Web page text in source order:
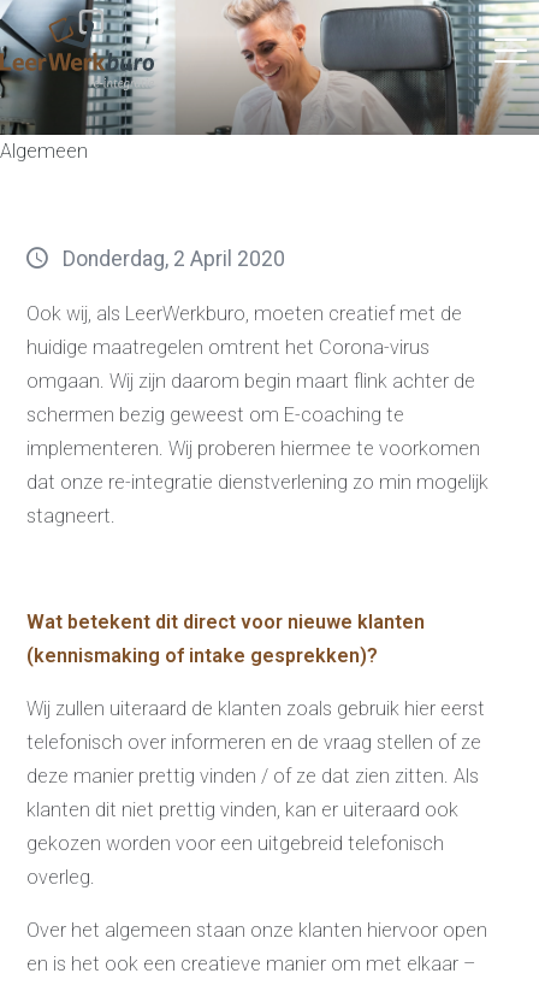
Algemeen
Donderdag, 2 April 2020
Ook wij, als LeerWerkburo, moeten creatief met de
huidige maatregelen omtrent het Corona-virus
omgaan. Wij zijn daarom begin maart flink achter de
schermen bezig geweest om E-coaching te
implementeren. Wij proberen hiermee te voorkomen
dat onze re-integratie dienstverlening zo min mogelijk
stagneert.
Wat betekent dit direct voor nieuwe klanten
(kennismaking of intake gesprekken)?
Wij zullen uiteraard de klanten zoals gebruik hier eerst
telefonisch over informeren en de vraag stellen of ze
deze manier prettig vinden / of ze dat zien zitten. Als
klanten dit niet prettig vinden, kan er uiteraard ook
gekozen worden voor een uitgebreid telefonisch
overleg.
Over het algemeen staan onze klanten hiervoor open
en is het ook een creatieve manier om met elkaar –